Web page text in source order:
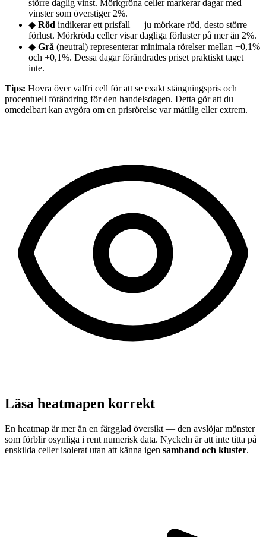
större daglig vinst. Mörkgröna celler markerar dagar med
vinster som överstiger 2%.
◆ Röd indikerar ett prisfall — ju mörkare röd, desto större
förlust. Mörkröda celler visar dagliga förluster på mer än 2%.
◆ Grå (neutral) representerar minimala rörelser mellan −0,1%
och +0,1%. Dessa dagar förändrades priset praktiskt taget
inte.
Tips: Hovra över valfri cell för att se exakt stängningspris och
procentuell förändring för den handelsdagen. Detta gör att du
omedelbart kan avgöra om en prisrörelse var måttlig eller extrem.
Läsa heatmapen korrekt
En heatmap är mer än en färgglad översikt — den avslöjar mönster
som förblir osynliga i rent numerisk data. Nyckeln är att inte titta på
enskilda celler isolerat utan att känna igen samband och kluster.